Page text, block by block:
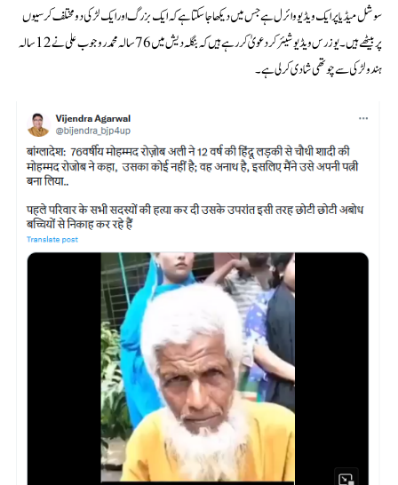
سوشل میڈیا پر ایک ویڈیو وائرل ہے جس میں دیکھا جا سکتا ہے کہ ایک بزرگ اور ایک لڑکی دو مختلف کرسیوں
پر بیٹھے ہیں۔ یوزرس ویڈیو شیئر کر دعویٰ کر رہے ہیں کہ بنگلہ دیش میں 76 سالہ محمد روجوب علی نے 12 سالہ
ہندو لڑکی سے چوتھی شادی کر لی ہے۔